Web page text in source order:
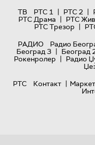
ТВ
РТС 1 | РТС 2 |
РТС Драма | РТС
РТС Трезор |
РАДИО
Радио
Београд 3 | Београд
Рокенролер | Радио
РТС
Контакт |